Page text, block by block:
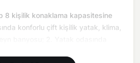
8 kişilik konaklama kapasitesine
konforlu çift kişilik yatak, klima,